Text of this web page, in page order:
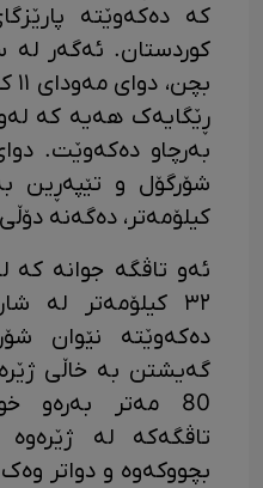
کە دەکەوێتە
کوردستان. ئەگەر لە
ڕێگایەک هەیە کە
بەرچاو دەکەوێت.
کیلۆمەتر، دەگەنە
ئەو تاڤگە جوانە کە
٣٢ کیلۆمەتر لە
دەکەوێتە نێوان
گەیشتن بە خاڵی
80 مەتر بەرەو
تاڤگەکە لە ژێرەوە
بچووکەوە و دواتر